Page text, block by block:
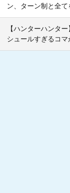
ン、ターン制と全
【ハンターハンタ
シュールすぎるコマ